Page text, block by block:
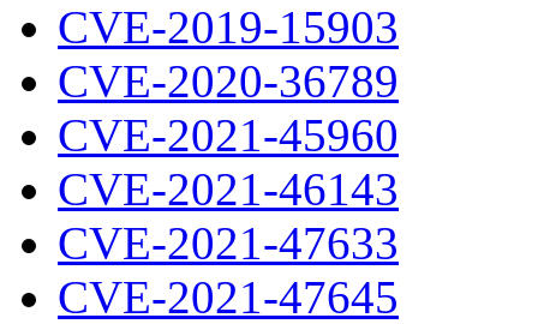
CVE-2019-15903
CVE-2020-36789
CVE-2021-45960
CVE-2021-46143
CVE-2021-47633
CVE-2021-47645